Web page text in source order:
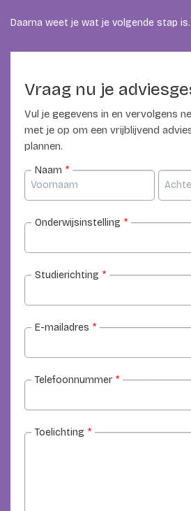
Daarna weet je wat je volgende stap is.
Vraag nu je
Vul je gegevens in en vervolgens
met je op om een vrijblijvend
plannen.
Naam *
Onderwijsinstelling *
Studierichting *
E-mailadres *
Telefoonnummer *
Toelichting *